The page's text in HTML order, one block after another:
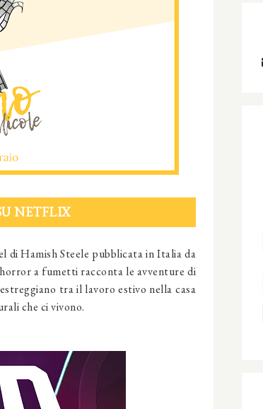
NETFLIX
di Hamish Steele pubblicata in Italia da
a fumetti racconta le avventure di
tra il lavoro estivo nella casa
che ci vivono.